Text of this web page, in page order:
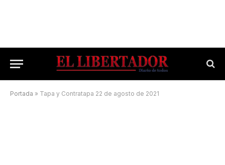
Portada » Tapa y Contratapa 22 de agosto de 2021